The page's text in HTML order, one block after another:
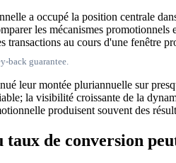
a occupé la position centrale
les mécanismes
transactions au cours d'une fenêtre
back guarantee.
leur montée pluriannuelle sur
la visibilité croissante de la
produisent souvent des
de conversion